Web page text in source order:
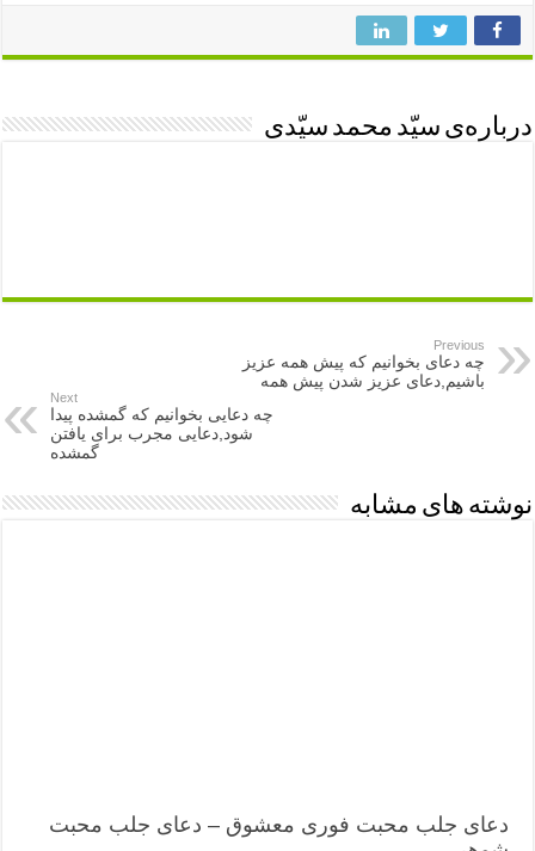
درباره‌ی سیّد محمد سیّدی
Previous
چه دعای بخوانیم که پیش همه عزیز
باشیم,دعای عزیز شدن پیش همه
Next
چه دعایی بخوانیم که گمشده پیدا
شود,دعایی مجرب برای یافتن
گمشده
نوشته های مشابه
دعای جلب محبت فوری معشوق – دعای جلب محبت